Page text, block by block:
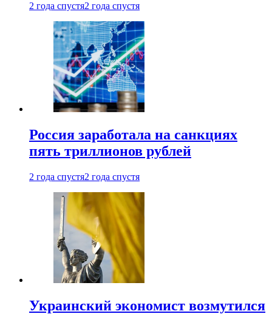
2 года спустя2 года спустя
Россия заработала на санкциях
пять триллионов рублей
2 года спустя2 года спустя
Украинский экономист возмутился